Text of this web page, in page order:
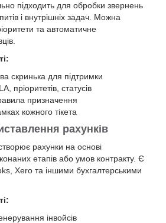
підходить для обробки звернень
і внутрішніх задач. Можна
та автоматичне
скринька для підтримки
пріоритетів, статусів
призначення
кожного тікета
рахунків
рахунки на основі
етапів або умов контракту. Є
Xero та іншими бухгалтерськими
інвойсів